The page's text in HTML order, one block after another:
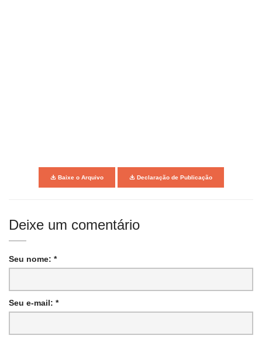
Baixe o Arquivo Declaração de Publicação
Deixe um comentário
Seu nome: *
Seu e-mail: *